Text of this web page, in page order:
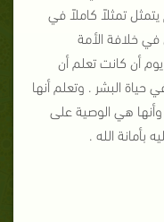
تمثلاً كاملاً في
خلافة الأمة
أن كانت تعلم أن
حياة البشر . وتعلم أنها
هي الوصية على
بأمانة الله .